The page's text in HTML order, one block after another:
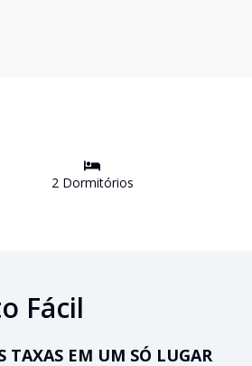
2Dormitórios
Fácil
TAXAS EM UM SÓ LUGAR